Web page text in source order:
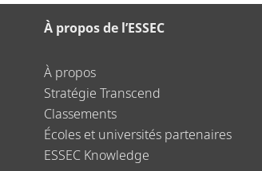
À propos de l’ESSEC
À propos
Stratégie Transcend
Classements
Écoles et universités partenaires
ESSEC Knowledge